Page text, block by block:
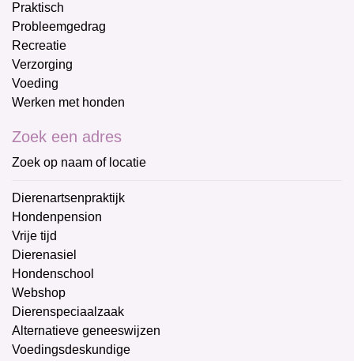
Praktisch
Probleemgedrag
Recreatie
Verzorging
Voeding
Werken met honden
Zoek een adres
Zoek op naam of locatie
Dierenartsenpraktijk
Hondenpension
Vrije tijd
Dierenasiel
Hondenschool
Webshop
Dierenspeciaalzaak
Alternatieve geneeswijzen
Voedingsdeskundige